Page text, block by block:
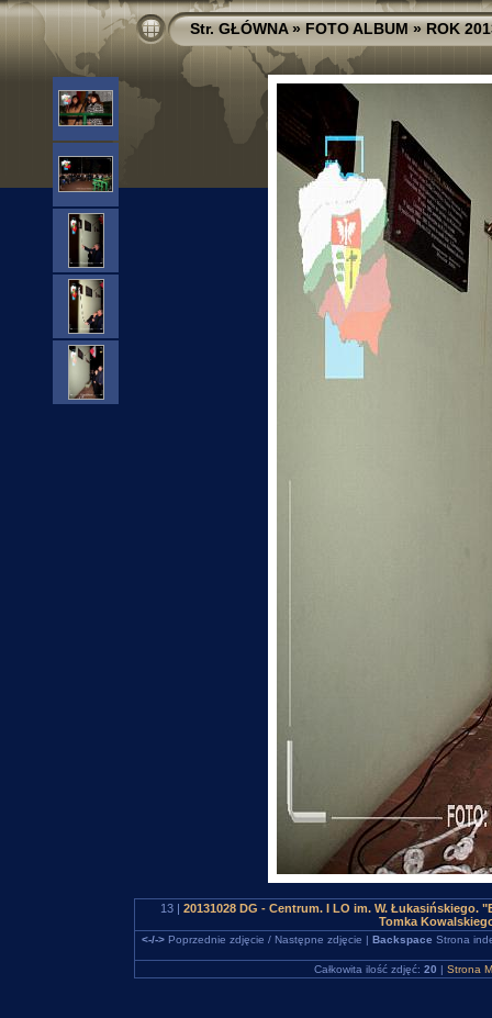
Str. GŁÓWNA»FOTO ALBUM»ROK
13 | 20131028 DG - Centrum. I LO im. W. Łukasińskiego.
Tomka
<-/->Poprzednie zdjęcie / Następne zdjęcie | Backspace Strona
Całkowita ilość zdjęć: 20 | Strona